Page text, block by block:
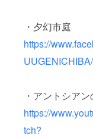
・夕幻市庭
https://
UUGENICHIBA/
・アントシア
https://
tch?